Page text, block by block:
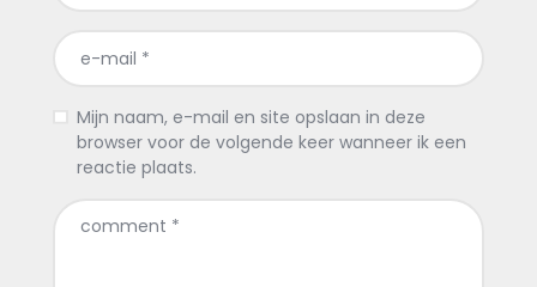
Mijn naam, e-mail en site opslaan in deze
browser voor de volgende keer wanneer ik een
reactie plaats.